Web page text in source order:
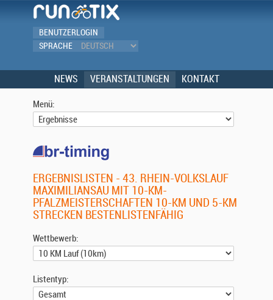
BENUTZERLOGIN
SPRACHE
NEWS VERANSTALTUNGEN KONTAKT
Menü:
ERGEBNISLISTEN - 43. RHEIN-VOLKSLAUF
MAXIMILIANSAU MIT 10-KM-
PFALZMEISTERSCHAFTEN 10-KM UND 5-KM
STRECKEN BESTENLISTENFÄHIG
Wettbewerb:
Listentyp: